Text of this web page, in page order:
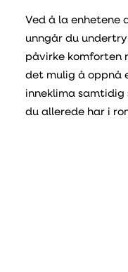
Ved å la enhetene
unngår du
påvirke komforten
det mulig å oppnå
inneklima samtidig
du allerede har i